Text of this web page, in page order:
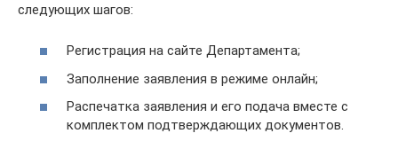
следующих шагов:
Регистрация на сайте Департамента;
Заполнение заявления в режиме онлайн;
Распечатка заявления и его подача вместе с
комплектом подтверждающих документов.